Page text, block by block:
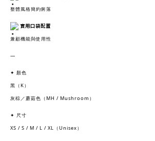
整體風格簡約俐落
實用口袋配置
兼顧機能與使用性
—
✦ 顏色
黑（K）
灰棕／蘑菇色（MH / Mushroom）
✦ 尺寸
XS / S / M / L / XL（Unisex）